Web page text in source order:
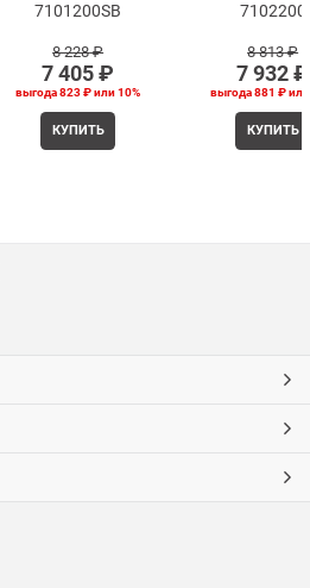
7101200SB
8 228 ₽
7 405 ₽
выгода823 ₽или10%
КУПИТЬ
7102200
8 813 ₽
7 932 ₽
выгода881 ₽
КУПИТЬ